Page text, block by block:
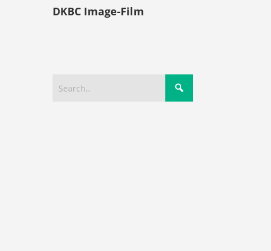
DKBC Image-Film